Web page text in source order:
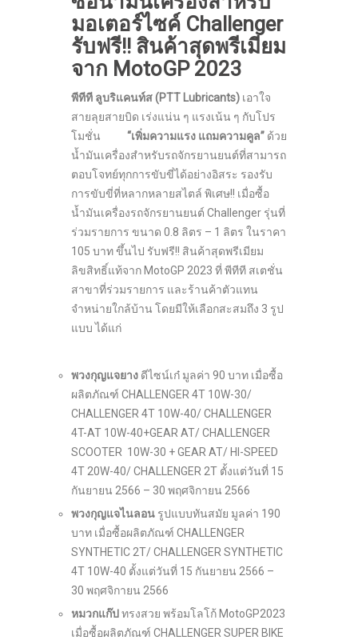
มอเตอร์ไซค์ Challenger
รับฟรี!! สินค้าสุดพรีเมียม
จาก MotoGP 2023
พีทีที ลูบริแคนท์ส(PTT Lubricants) เอาใจ
สายลุยสายบิด เร่งแน่น ๆ แรงเน้น ๆ กับโปร
โมชั่น “เพิ่มความแรง แถมความคูล” ด้วย
น้ำมันเครื่องสำหรับรถจักรยานยนต์ที่สามารถ
ตอบโจทย์ทุกการขับขี่ได้อย่างอิสระ รองรับ
การขับขี่ที่หลากหลายสไตล์ พิเศษ!! เมื่อซื้อ
น้ำมันเครื่องรถจักรยานยนต์ Challenger รุ่นที่
ร่วมรายการ ขนาด 0.8 ลิตร – 1 ลิตร ในราคา
105 บาท ขึ้นไป รับฟรี!! สินค้าสุดพรีเมียม
ลิขสิทธิ์แท้จาก MotoGP 2023 ที่ พีทีที สเตชั่น
สาขาที่ร่วมรายการ และร้านค้าตัวแทน
จำหน่ายใกล้บ้าน โดยมีให้เลือกสะสมถึง 3 รูป
แบบ ได้แก่
พวงกุญแจยาง ดีไซน์เก๋ มูลค่า 90 บาท เมื่อซื้อ
ผลิตภัณฑ์ CHALLENGER 4T 10W-30/
CHALLENGER 4T 10W-40/ CHALLENGER
4T-AT 10W-40+GEAR AT/ CHALLENGER
SCOOTER 10W-30 + GEAR AT/ HI-SPEED
4T 20W-40/ CHALLENGER 2T ตั้งแต่วันที่ 15
กันยายน 2566 – 30 พฤศจิกายน 2566
พวงกุญแจไนลอน รูปแบบทันสมัย มูลค่า 190
บาท เมื่อซื้อผลิตภัณฑ์ CHALLENGER
SYNTHETIC 2T/ CHALLENGER SYNTHETIC
4T 10W-40 ตั้งแต่วันที่ 15 กันยายน 2566 –
30 พฤศจิกายน 2566
หมวกแก๊ปทรงสวย พร้อมโลโก้ MotoGP2023
เมื่อซื้อผลิตภัณฑ์ CHALLENGER SUPER BIKE